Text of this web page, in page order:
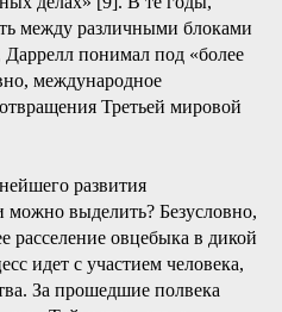
между различными блоками
Даррелл понимал под «более
международное
Третьей мировой
развития
можно выделить? Безусловно,
расселение овцебыка в дикой
идет с участием человека,
За прошедшие полвека